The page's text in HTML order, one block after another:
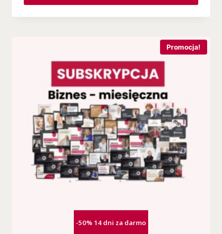
Promocja!
-50% 14 dni za darmo